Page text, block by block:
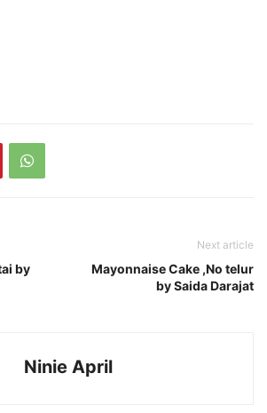
by
Next article
Mayonnaise Cake ,No telur
by Saida Darajat
Ninie April